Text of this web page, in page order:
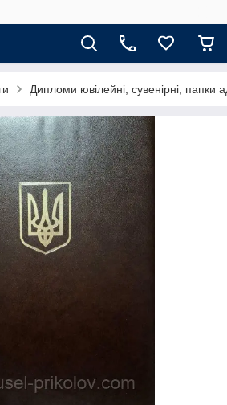
Дипломи ювілейні, сувенірні, папки